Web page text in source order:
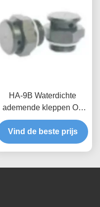
druk
HA-9B Waterdichte
ademende kleppen Op
maat gemaakte producten
voor
consumentenelektronica
Vind de beste prijs